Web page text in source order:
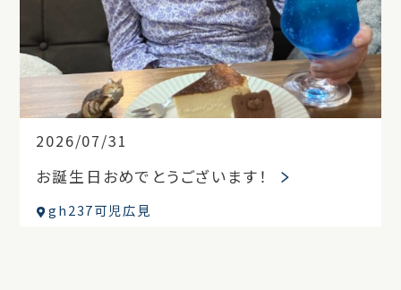
2026/07/31
お誕生日おめでとうございます！
gh237可児広見